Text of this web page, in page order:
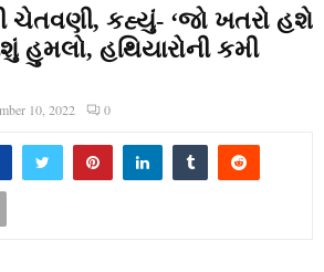
ચેતવણી, કહ્યું- ‘જો ખતરો હશે
હુમલો, હથિયારોની કમી
10, 2022 0